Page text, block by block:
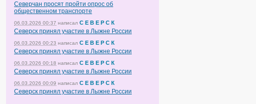
Северчан просят пройти опрос об
общественном транспорте
06.03.2026 00:37 написал С Е В Е Р С К
Северск принял участие в Лыжне России
06.03.2026 00:23 написал С Е В Е Р С К
Северск принял участие в Лыжне России
06.03.2026 00:18 написал С Е В Е Р С К
Северск принял участие в Лыжне России
06.03.2026 00:09 написал С Е В Е Р С К
Северск принял участие в Лыжне России